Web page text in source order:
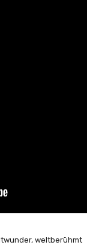
weltberühmt